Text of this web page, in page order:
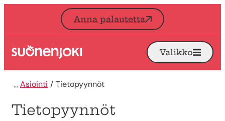
Siirry sisältöön
Anna palautetta
Etusivu Avaa
Valikko
Asiointi Tietopyynnöt
Tietopyynnöt